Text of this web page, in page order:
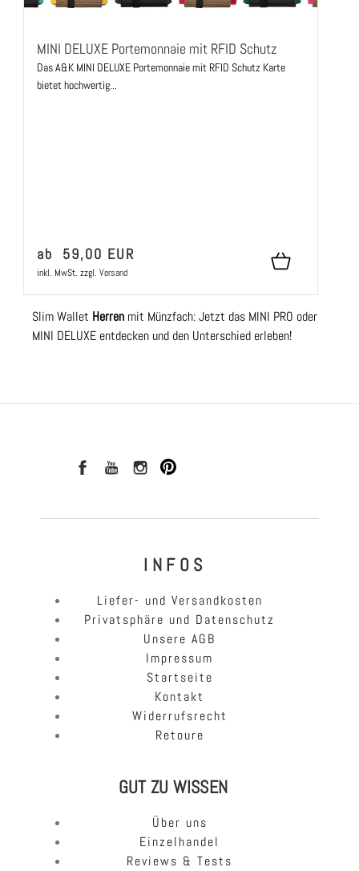
MINI DELUXE Portemonnaie mit RFID Schutz
Das A&K MINI DELUXE Portemonnaie mit RFID Schutz Karte
bietet hochwertig...
ab 59,00 EUR
inkl. MwSt. zzgl. Versand
Slim Wallet Herren mit Münzfach: Jetzt das MINI PRO oder
MINI DELUXE entdecken und den Unterschied erleben!
I N F O S
Liefer- und Versandkosten
Privatsphäre und Datenschutz
Unsere AGB
Impressum
Startseite
Kontakt
Widerrufsrecht
Retoure
GUT ZU WISSEN
Über uns
Einzelhandel
Reviews & Tests